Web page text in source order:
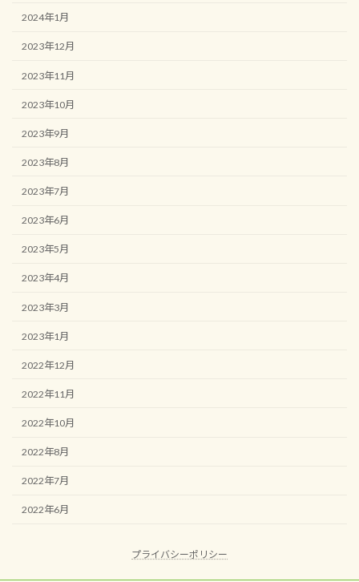
2024年1月
2023年12月
2023年11月
2023年10月
2023年9月
2023年8月
2023年7月
2023年6月
2023年5月
2023年4月
2023年3月
2023年1月
2022年12月
2022年11月
2022年10月
2022年8月
2022年7月
2022年6月
プライバシーポリシー